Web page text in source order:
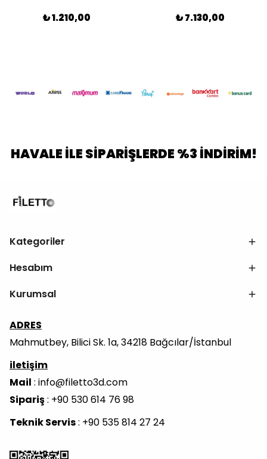
₺ 1.210,00 ₺ 7.130,00
HAVALE İLE SİPARİŞLERDE %3 İNDİRİM!
Kategoriler
Hesabım
Kurumsal
ADRES
Mahmutbey, Bilici Sk. 1a, 34218 Bağcılar/İstanbul
iletişim
Mail : info@filetto3d.com
Sipariş: +90 530 614 76 98
Teknik Servis: +90 535 814 27 24